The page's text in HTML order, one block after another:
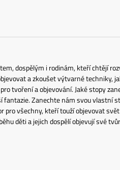
dospělým i rodinám, kteří chtějí
a zkoušet výtvarné techniky,
tvoření a objevování. Jaké stopy
fantazie. Zanechte nám svou vlastní
pro všechny, kteří touží objevovat
děti a jejich dospělí objevují své